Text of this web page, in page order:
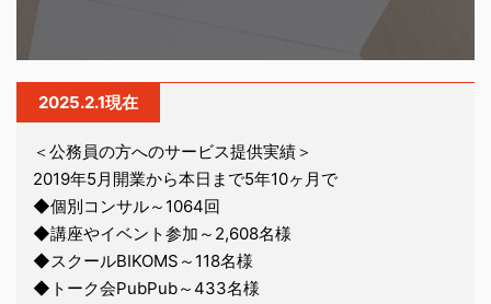
2025.2.1現在
＜公務員の方へのサービス提供実績＞
2019年5月開業から本日まで5年10ヶ月で
◆個別コンサル～1064回
◆講座やイベント参加～2,608名様
◆スクールBIKOMS～118名様
◆トーク会PubPub～433名様